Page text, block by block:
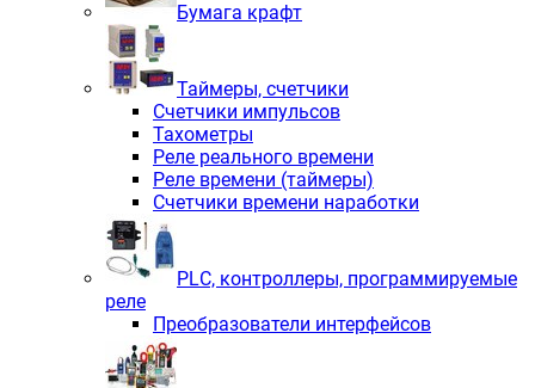
Бумага крафт
Таймеры, счетчики
Счетчики импульсов
Тахометры
Реле реального времени
Реле времени (таймеры)
Счетчики времени наработки
PLС, контроллеры, программируемые
реле
Преобразователи интерфейсов